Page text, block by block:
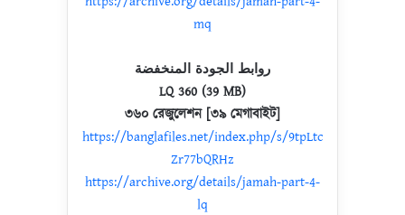
mq
روابط الجودة المنخفضة
LQ 360 (39 MB)
৩৬০ রেজুলেশন [৩৯ মেগাবাইট]
https://banglafiles.net/index.php/s/9tpLtc
Zr77bQRHz
https://archive.org/details/jamah-part-4-
lq